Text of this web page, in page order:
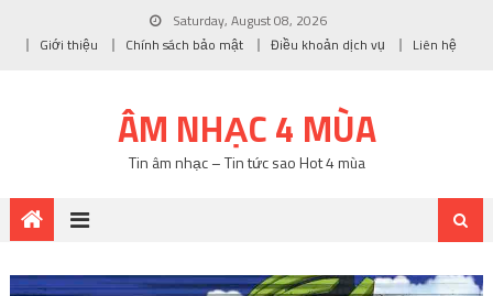
Saturday, August 08, 2026
Giới thiệu
Chính sách bảo mật Điều khoản dịch vụ Liên hệ
ÂM NHẠC 4 MÙA
Tin âm nhạc – Tin tức sao Hot 4 mùa